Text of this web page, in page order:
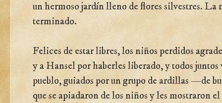
un hermoso jardín lleno de flores silvestres. La
terminado.
Felices de estar libres, los niños perdidos
y a Hansel por haberles liberado, y todos
pueblo, guiados por un grupo de ardillas —de
que se apiadaron de los niños y les mostraron